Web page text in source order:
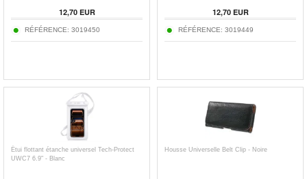
12,70EUR
RÉFÉRENCE: 3019450
12,70EUR
RÉFÉRENCE: 3019449
Étui flottant étanche universel Tech-Protect
UWC7 6.9" - Blanc
Housse Universelle Belt Clip - Noire